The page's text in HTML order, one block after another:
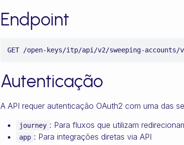
Endpoint
GET /open-keys/itp/api/v2/sweeping-accounts/
Autenticação
A API requer autenticação OAuth2 com uma das
journey : Para fluxos que utilizam
app : Para integrações diretas via API